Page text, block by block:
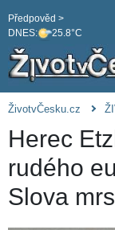
DNES: 25.8°C
Předpověd >
ŽivotvČesku.cz
Herec
rudého
Slova